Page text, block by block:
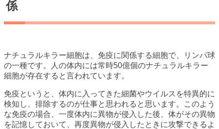
係
ナチュラルキラー細胞は、免疫に関係する細胞で、リンパ球
の一種です。人の体内には常時50億個のナチュラルキラー
細胞が存在すると言われています。
免疫というと、体内に入ってきた細菌やウイルスを特異的に
検知し、排除するのが仕事と思われると思います。このよう
な免疫の場合、一度体内に異物が侵入した後、体がその異物
を記憶しておいて、再度異物が侵入したときに攻撃できるよ